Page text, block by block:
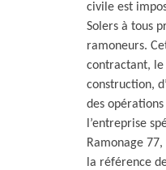
civile est
Solers à tous
ramoneurs.
contractant, le
construction,
des
l’entreprise
Ramonage
la référence